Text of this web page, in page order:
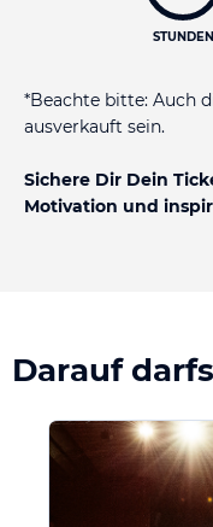
STUNDEN
*Beachte bitte: Auch
ausverkauft sein.
Sichere Dir Dein
Motivation und
Darauf